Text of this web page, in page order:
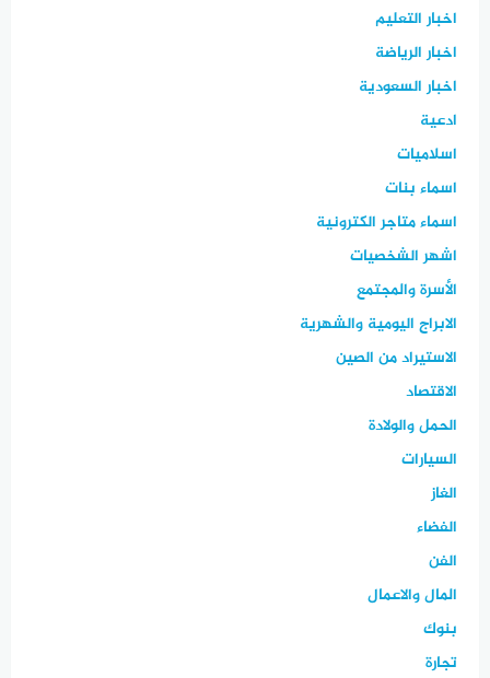
اخبار التعليم
اخبار الرياضة
اخبار السعودية
ادعية
اسلاميات
اسماء بنات
اسماء متاجر الكترونية
اشهر الشخصيات
الأسرة والمجتمع
الابراج اليومية والشهرية
الاستيراد من الصين
الاقتصاد
الحمل والولادة
السيارات
الغاز
الفضاء
الفن
المال والاعمال
بنوك
تجارة